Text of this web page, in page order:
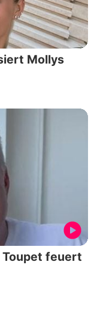
Mollys
Toupet feuert